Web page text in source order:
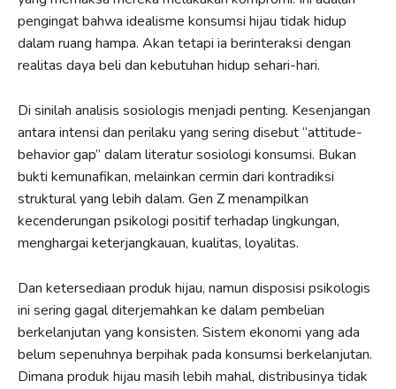
pengingat bahwa idealisme konsumsi hijau tidak hidup
dalam ruang hampa. Akan tetapi ia berinteraksi dengan
realitas daya beli dan kebutuhan hidup sehari-hari.
Di sinilah analisis sosiologis menjadi penting. Kesenjangan
antara intensi dan perilaku yang sering disebut “attitude-
behavior gap” dalam literatur sosiologi konsumsi. Bukan
bukti kemunafikan, melainkan cermin dari kontradiksi
struktural yang lebih dalam. Gen Z menampilkan
kecenderungan psikologi positif terhadap lingkungan,
menghargai keterjangkauan, kualitas, loyalitas.
Dan ketersediaan produk hijau, namun disposisi psikologis
ini sering gagal diterjemahkan ke dalam pembelian
berkelanjutan yang konsisten. Sistem ekonomi yang ada
belum sepenuhnya berpihak pada konsumsi berkelanjutan.
Dimana produk hijau masih lebih mahal, distribusinya tidak